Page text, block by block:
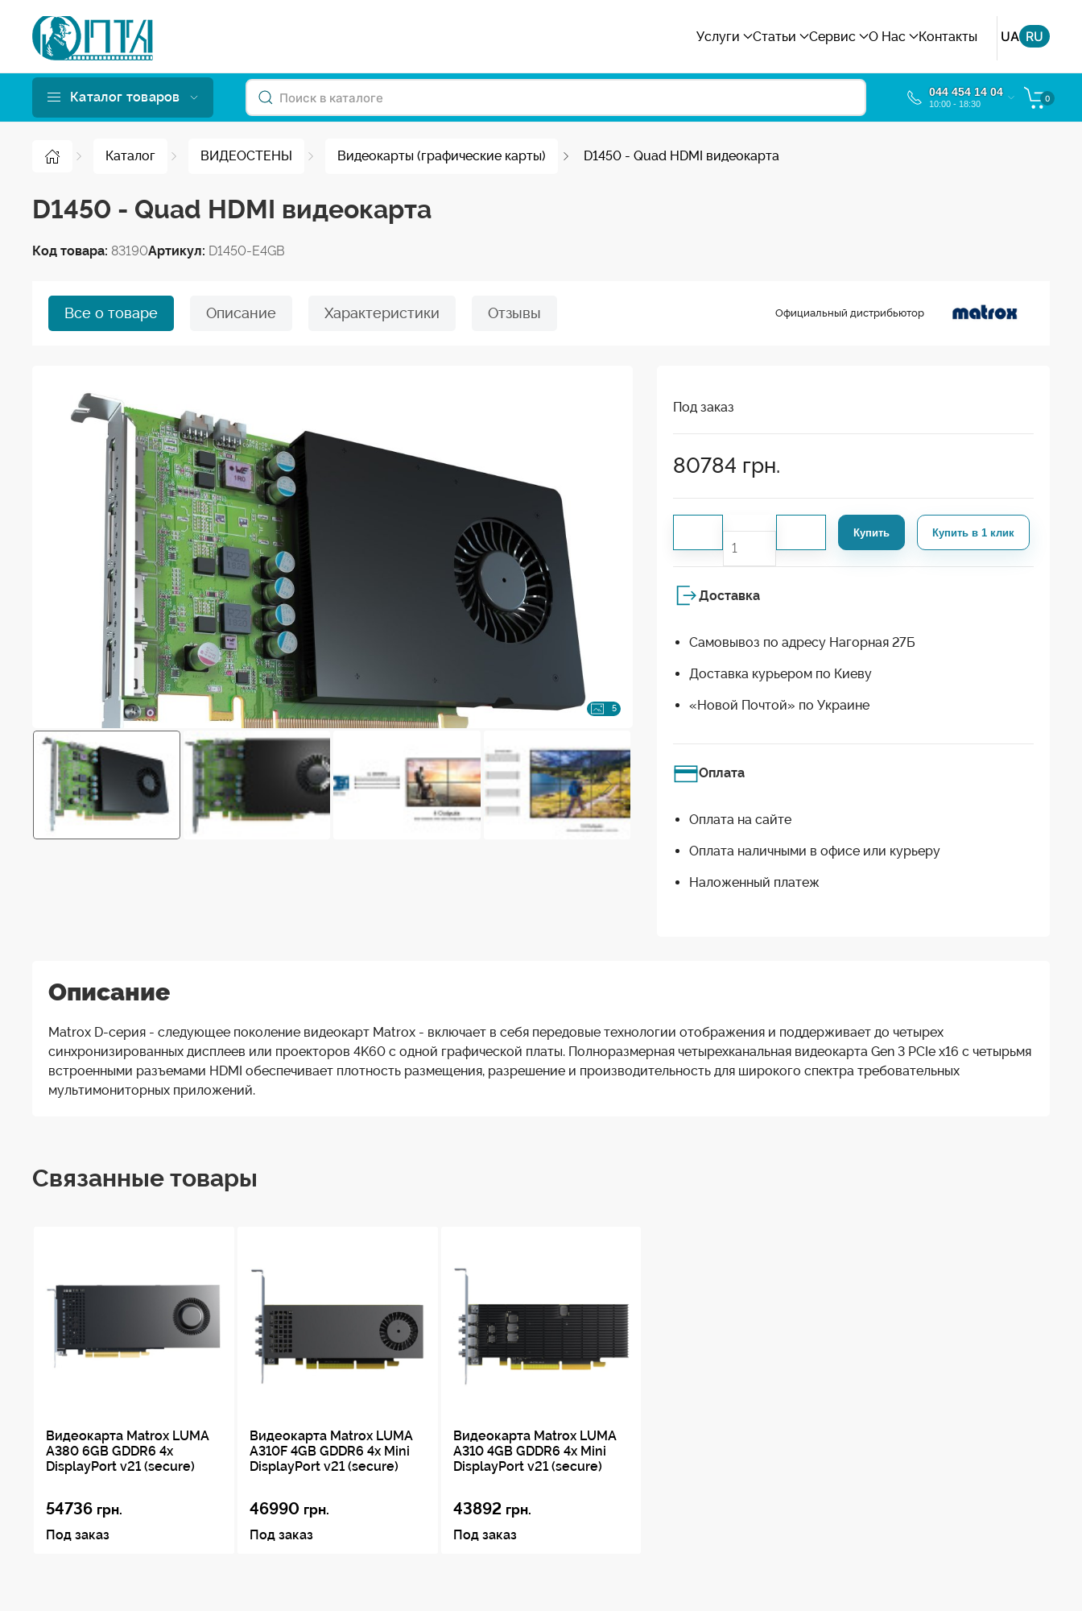
Услуги Статьи Сервис О Нас Контакты UA RU
Каталог товаров 10:00 - 18:30
0
Каталог ВИДЕОСТЕНЫ Видеокарты (графические карты) D1450 - Quad HDMI видеокарта
D1450 - Quad HDMI видеокарта
Код товара: 83190 Артикул: D1450-E4GB
Все о товаре Описание Характеристики Отзывы Официальный дистрибьютор
5
Под заказ
80784 грн.
Доставка
Самовывоз по адресу Нагорная 27Б
Доставка курьером по Киеву
«Новой Почтой» по Украине
Оплата
Оплата на сайте
Оплата наличными в офисе или курьеру
Наложенный платеж
Описание
Matrox D-серия - следующее поколение видеокарт Matrox - включает в себя передовые технологии отображения и поддерживает до четырех
синхронизированных дисплеев или проекторов 4K60 с одной графической платы. Полноразмерная четырехканальная видеокарта Gen 3 PCIe x16 с четырьмя
встроенными разъемами HDMI обеспечивает плотность размещения, разрешение и производительность для широкого спектра требовательных
мультимониторных приложений.
Связанные товары
Видеокарта Matrox LUMA
A380 6GB GDDR6 4x
DisplayPort v21 (secure)
54736
Под заказ
Видеокарта Matrox LUMA
A310F 4GB GDDR6 4x Mini
DisplayPort v21 (secure)
46990
Под заказ
Видеокарта Matrox LUMA
A310 4GB GDDR6 4x Mini
DisplayPort v21 (secure)
43892
Под заказ